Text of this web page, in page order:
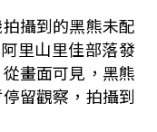
攝到的黑熊未配
里山里佳部落發
畫面可見，黑熊
留觀察，拍攝到